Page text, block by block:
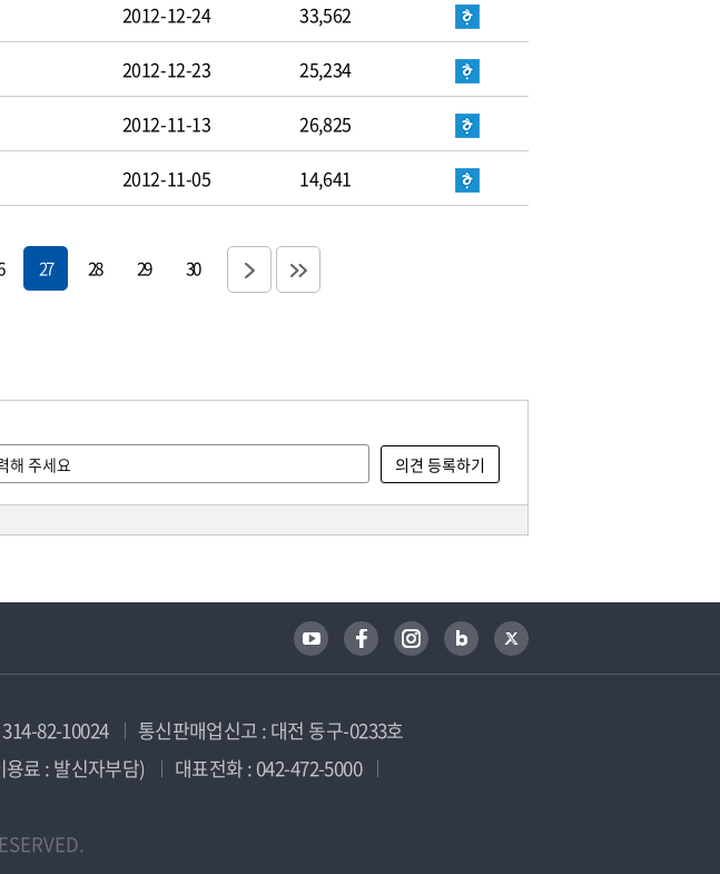
2012-12-24 33,562
2012-12-23 25,234
2012-11-13 26,825
2012-11-05 14,641
27 28 29 30
82-10024
통신판매업신고 : 대전 동구-0233호
료 : 발신자부담)
대표전화 : 042-472-5000